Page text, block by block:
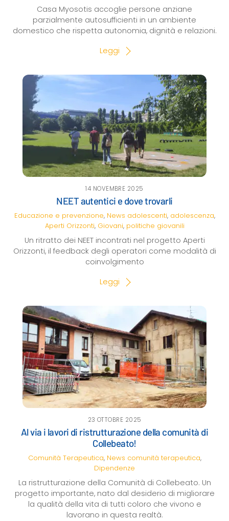
Casa Myosotis accoglie persone anziane
parzialmente autosufficienti in un ambiente
domestico che rispetta autonomia, dignità e relazioni.
Leggi
14 NOVEMBRE 2025
NEET autentici e dove trovarli
Educazione e prevenzione, News adolescenti, adolescenza,
Aperti Orizzonti, Giovani, politiche giovanili
Un ritratto dei NEET incontrati nel progetto Aperti
Orizzonti, il feedback degli operatori come modalità di
coinvolgimento
Leggi
23 OTTOBRE 2025
Al via i lavori di ristrutturazione della comunità di
Collebeato!
Comunità Terapeutica, News comunità terapeutica,
Dipendenze
La ristrutturazione della Comunità di Collebeato. Un
progetto importante, nato dal desiderio di migliorare
la qualità della vita di tutti coloro che vivono e
lavorano in questa realtà.